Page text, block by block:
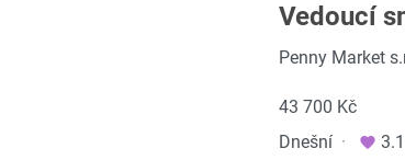
Vedoucí
Penny Market
43 700 Kč
Dnešní · 3.1